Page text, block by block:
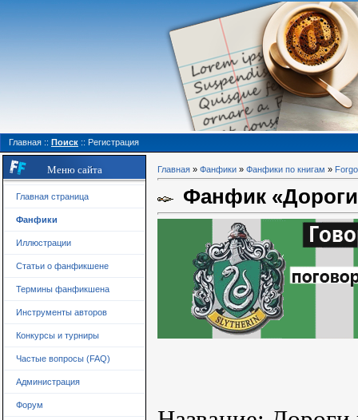
Главная :: Поиск :: Регистрация
Меню сайта
Главная страница
Фанфики
Иллюстрации
Статьи о фанфикшене
Термины фанфикшена
Инструменты авторов
Конкурсы и турниры
Частые вопросы (FAQ)
Администрация
Форум
Главная » Фанфики » Фанфики по книгам »
Фанфик